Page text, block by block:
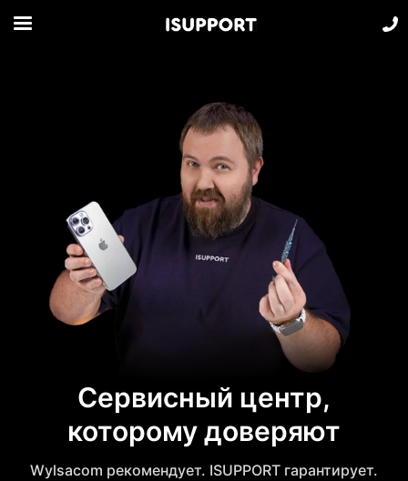
Сервисный центр,
которому доверяют
Wylsacom рекомендует. ISUPPORT гарантирует.